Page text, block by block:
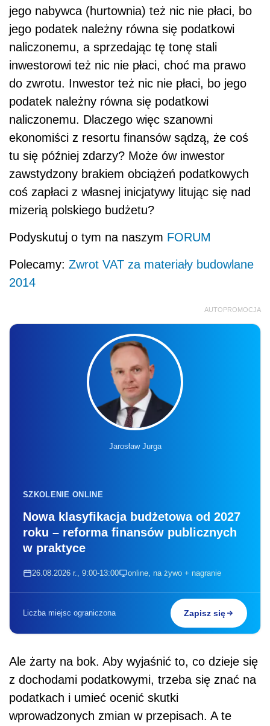
jego nabywca (hurtownia) też nic nie płaci, bo
jego podatek należny równa się podatkowi
naliczonemu, a sprzedając tę tonę stali
inwestorowi też nic nie płaci, choć ma prawo
do zwrotu. Inwestor też nic nie płaci, bo jego
podatek należny równa się podatkowi
naliczonemu. Dlaczego więc szanowni
ekonomiści z resortu finansów sądzą, że coś
tu się później zdarzy? Może ów inwestor
zawstydzony brakiem obciążeń podatkowych
coś zapłaci z własnej inicjatywy litując się nad
mizerią polskiego budżetu?
Podyskutuj o tym na naszym FORUM
Polecamy: Zwrot VAT za materiały budowlane
2014
AUTOPROMOCJA
Jarosław Jurga
SZKOLENIE ONLINE
Nowa klasyfikacja budżetowa od 2027
roku – reforma finansów publicznych
w praktyce
26.08.2026 r., 9:00-13:00 online, na żywo + nagranie
Liczba miejsc ograniczona Zapisz się
Ale żarty na bok. Aby wyjaśnić to, co dzieje się
z dochodami podatkowymi, trzeba się znać na
podatkach i umieć ocenić skutki
wprowadzonych zmian w przepisach. A te